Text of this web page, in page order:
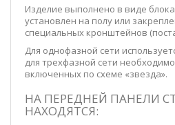
Изделие выполнено в виде
установлен на полу или
специальных кронштейнов
Для однофазной сети
для трехфазной сети
включенных по схеме «звезда».
НА ПЕРЕДНЕЙ ПАНЕЛИ
НАХОДЯТСЯ: